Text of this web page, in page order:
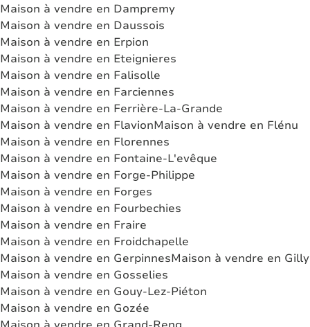
Maison à vendre en Dampremy
Maison à vendre en Daussois
Maison à vendre en Erpion
Maison à vendre en Eteignieres
Maison à vendre en Falisolle
Maison à vendre en Farciennes
Maison à vendre en Ferrière-La-Grande
Maison à vendre en FlavionMaison à vendre en Flénu
Maison à vendre en Florennes
Maison à vendre en Fontaine-L'evêque
Maison à vendre en Forge-Philippe
Maison à vendre en Forges
Maison à vendre en Fourbechies
Maison à vendre en Fraire
Maison à vendre en Froidchapelle
Maison à vendre en GerpinnesMaison à vendre en Gilly
Maison à vendre en Gosselies
Maison à vendre en Gouy-Lez-Piéton
Maison à vendre en Gozée